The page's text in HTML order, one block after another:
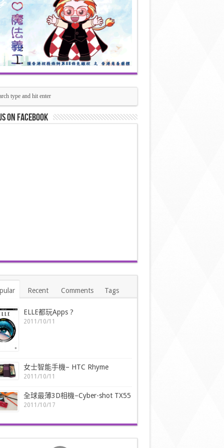
on Facebook
Recent Comments Tags
ELLE都玩Apps ?
2011/10/11
女士智能手機– HTC Rhyme
2011/10/11
全球最薄3D相機–Cyber-shot TX55
2011/10/17